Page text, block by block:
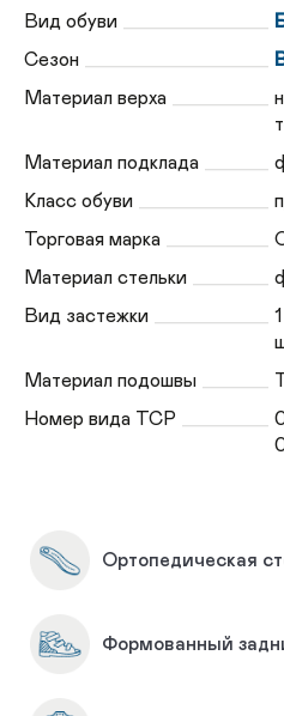
Вид обуви
Сезон
Материал верха
Материал подклада
Класс обуви
Торговая марка
Материал стельки
Вид застежки
Материал подошвы
Номер вида ТСР
Ортопедическая
Формованный